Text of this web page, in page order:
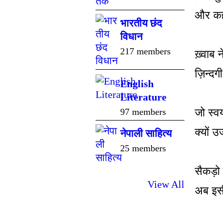
भारतीय छंद
विधान
217 members
English
Literature
97 members
नेपाली साहित्य
25 members
View All
और
ख़्वाब
जो
क्यों
सैकड़ो
अब